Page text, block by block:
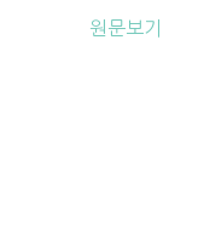
원문보기